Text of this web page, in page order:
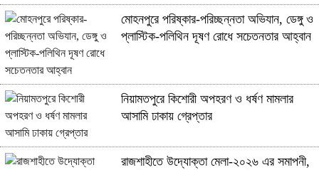
মোহনপুরে পরিষ্কার-পরিচ্ছন্নতা অভিযান, ডেঙ্গু ও
প্লাস্টিক-পলিথিন দূষণ রোধে সচেতনতার আহ্বান
নিয়ামতপুরে কিশোরী অপহরণ ও ধর্ষণ মামলার
আসামি ঢাকায় গ্রেপ্তার
রাজশাহীতে উদ্যোক্তা মেলা-২০২৬ এর সমাপনী,